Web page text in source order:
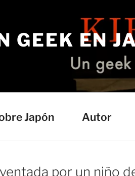
GEEK EN
Japón Autor
por un niño